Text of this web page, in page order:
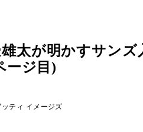
雄太が明かすサン
ージ目)
ティ イメージズ